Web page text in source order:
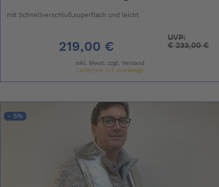
mit Schnellverschluß,superflach und leicht
219,00 €
UVP:
€233,00 €
inkl. Mwst. zzgl. Versand
Lieferzeit 3-7 Werktage
- 5%